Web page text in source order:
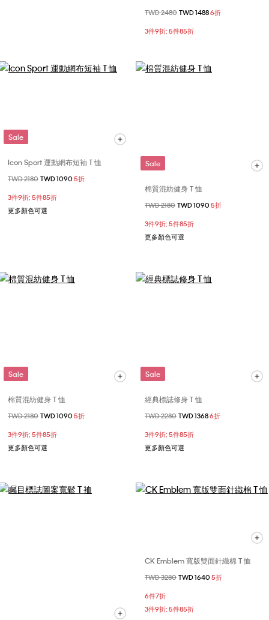
價格扣減從
TWD 2480 至
TWD 14886折
3件9折; 5件85折
Sale
Icon Sport 運動網布短袖 T 恤
價格扣減從
TWD 2180 至
TWD 1090 5折
3件9折; 5件85折
更多顏色可選
Sale
棉質混紡健身 T 恤
價格扣減從
TWD 2180 至
TWD 1090 5折
3件9折; 5件85折
更多顏色可選
Sale
棉質混紡健身 T 恤
價格扣減從
TWD 2180 至
TWD 1090 5折
3件9折; 5件85折
更多顏色可選
Sale
經典標誌修身 T 恤
價格扣減從
TWD 2280 至
TWD 13686折
3件9折; 5件85折
更多顏色可選
CK Emblem 寬版雙面針織棉 T 恤
價格扣減從
TWD 3280 至
TWD 1640 5折
6件7折
3件9折; 5件85折